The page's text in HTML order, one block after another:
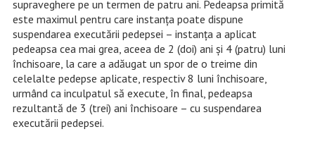
supraveghere pe un termen de patru ani. Pedeapsa primită
este maximul pentru care instanța poate dispune
suspendarea executării pedepsei – instanța a aplicat
pedeapsa cea mai grea, aceea de 2 (doi) ani și 4 (patru) luni
închisoare, la care a adăugat un spor de o treime din
celelalte pedepse aplicate, respectiv 8 luni închisoare,
urmând ca inculpatul să execute, în final, pedeapsa
rezultantă de 3 (trei) ani închisoare – cu suspendarea
executării pedepsei.